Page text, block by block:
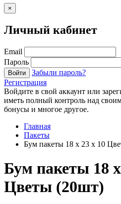
×
Личный кабинет
Email
Пароль
Войти
Забыли пароль?
Регистрация
Войдите в свой аккаунт или
иметь полный контроль над
бонусы и многое другое.
Главная
Пакеты
Бум пакеты 18 х 23 х 10
Бум пакеты 18
Цветы (20шт)